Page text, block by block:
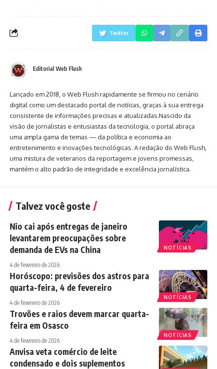
Twitter
Editorial Web Flush
Lançado em 2018, o Web Flush rapidamente se firmou no cenário
digital como um destacado portal de notícias, graças à sua entrega
consistente de informações precisas e atualizadas.Nascido da
visão de jornalistas e entusiastas da tecnologia, o portal abraça
uma ampla gama de temas — da política e economia ao
entretenimento e inovações tecnológicas. A redação do Web Flush,
uma mistura de veteranos da reportagem e jovens promessas,
mantém o alto padrão de integridade e excelência jornalística.
Talvez você goste
NOTÍCIAS
Nio cai após entregas de janeiro
levantarem preocupações sobre
demanda de EVs na China
4 de fevereiro de 2026
NOTÍCIAS
Horóscopo: previsões dos astros para
quarta-feira, 4 de fevereiro
4 de fevereiro de 2026
NOTÍCIAS
Trovões e raios devem marcar quarta-
feira em Osasco
4 de fevereiro de 2026
Anvisa veta comércio de leite
condensado e dois suplementos